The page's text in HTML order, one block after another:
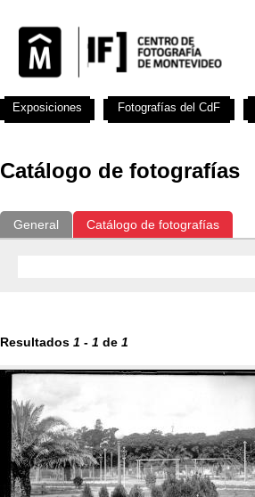
Catálogo de fotografías
General Catálogo de fotografías
Resultados 1 - 1 de 1
Exposiciones Fotografías del CdF